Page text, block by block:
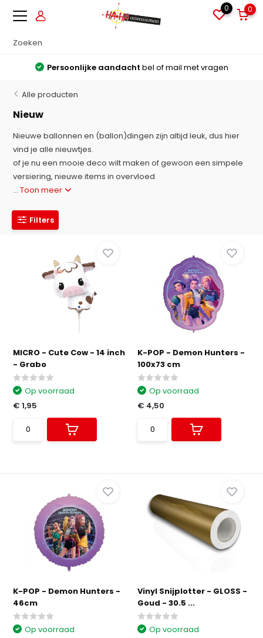
0 0
Grote voorradenAlles direct leverbaar uit voorraad
Alle producten
Nieuw
Nieuwe ballonnen en (ballon)dingen zijn altijd leuk, dus hier
vind je alle nieuwtjes.
of je nu een mooie deco wilt maken of gewoon een simpele
versiering, nieuwe items in overvloed
...Toon meer
Filters
MICRO - Cute Cow - 14 inch
- Grabo
Op voorraad
€ 1,95
K-POP - Demon Hunters -
100x73 cm
Op voorraad
€ 4,50
K-POP - Demon Hunters -
46cm
Op voorraad
Vinyl Snijplotter - GLOSS -
Goud - 30.5 ...
Op voorraad